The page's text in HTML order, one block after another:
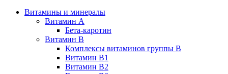
Витамины и минералы
Витамин A
Бета-каротин
Витамин B
Комплексы витаминов группы B
Витамин B1
Витамин B2